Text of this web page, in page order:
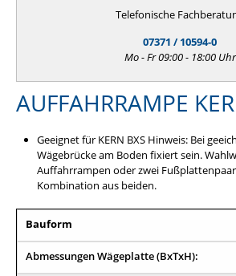
Telefonische
07371 / 10594-0
Mo - Fr 09:00 - 18:00 Uhr
AUFFAHRRAMPE
Geeignet für KERN BXS Hinweis: Bei
Wägebrücke am Boden fixiert sein.
Auffahrrampen oder zwei
Kombination aus beiden.
Bauform
Abmessungen Wägeplatte (BxTxH):